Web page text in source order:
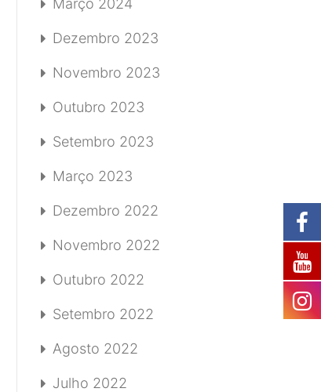
Março 2024
Dezembro 2023
Novembro 2023
Outubro 2023
Setembro 2023
Março 2023
Dezembro 2022
Novembro 2022
Outubro 2022
Setembro 2022
Agosto 2022
Julho 2022